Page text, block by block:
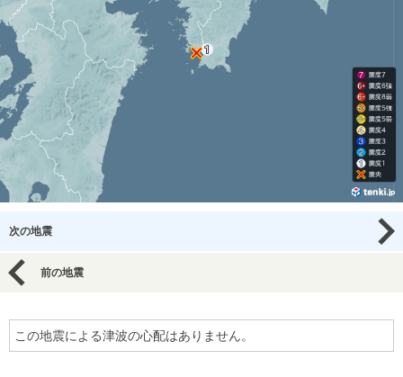
次の地震
前の地震
この地震による津波の心配はありません。